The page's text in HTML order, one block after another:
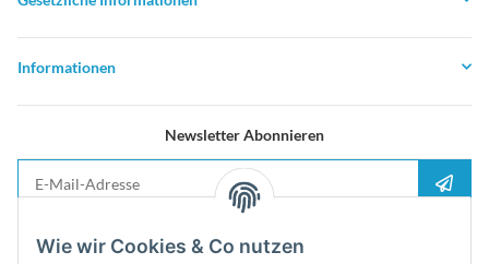
Wie wir Cookies & Co nutzen
Informationen
Newsletter Abonnieren
Bitte senden Sie mir entsprechend Ihrer
jederzeit widerruflich Informationen zu Ihrem Produktsortiment per E-Mail zu.